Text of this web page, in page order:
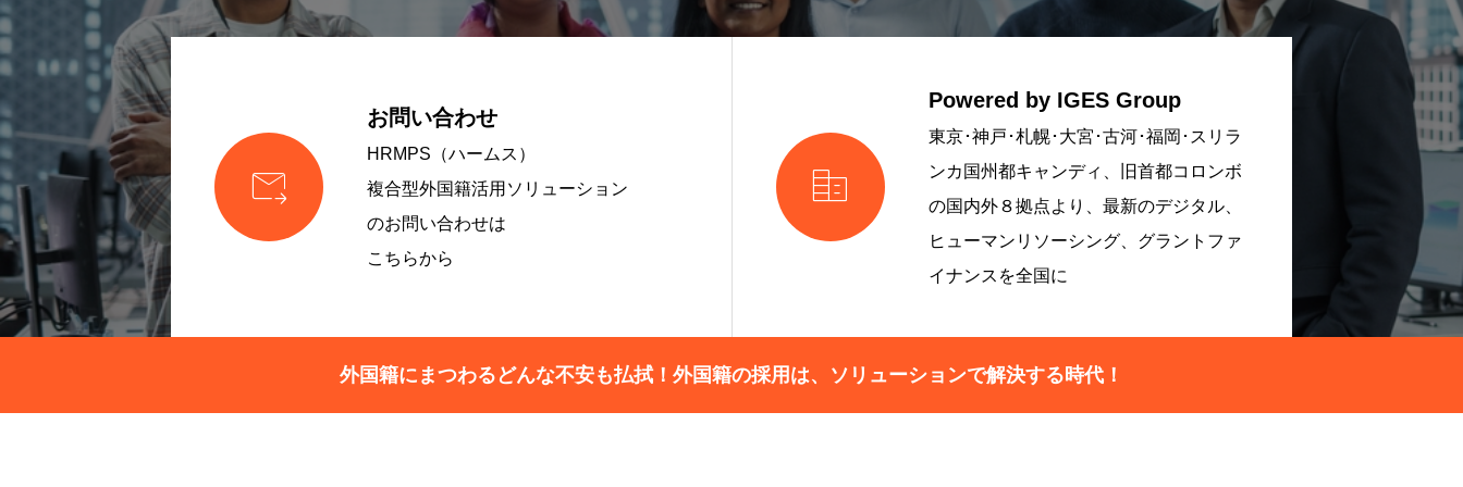

お問い合わせ
HRMPS（ハームス）
複合型外国籍活用ソリューション
のお問い合わせは
こちらから

Powered by IGES Group
東京･神戸･札幌･大宮･古河･福岡･スリラ
ンカ国州都キャンディ、旧首都コロンボ
の国内外８拠点より、最新のデジタル、
ヒューマンリソーシング、グラントファ
イナンスを全国に
外国籍にまつわるどんな不安も払拭！外国籍の採用は、ソリューションで解決する時代！